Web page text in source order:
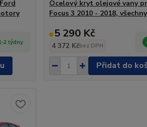
2 týdny
Ocelový kryt olejové vany
Focus 3 2010 - 2018,
5 290 Kč
4 372 Kčbez DPH
Přidat do